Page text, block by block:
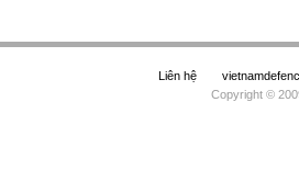
Liên hệ
Copyright ©